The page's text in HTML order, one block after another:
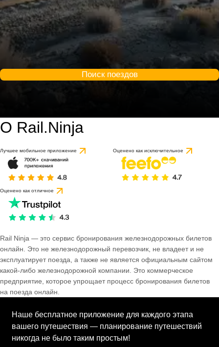
Поиск поездов
О Rail.Ninja
Лучшее мобильное приложение Оценено как исключительное
Оценено как отличное
Rail Ninja — это сервис бронирования железнодорожных билетов
онлайн. Это не железнодорожный перевозчик, не владеет и не
эксплуатирует поезда, а также не является официальным сайтом
какой-либо железнодорожной компании. Это коммерческое
предприятие, которое упрощает процесс бронирования билетов
на поезда онлайн.
Наше бесплатное приложение для каждого этапа
вашего путешествия — планирование путешествий
никогда не было таким простым!